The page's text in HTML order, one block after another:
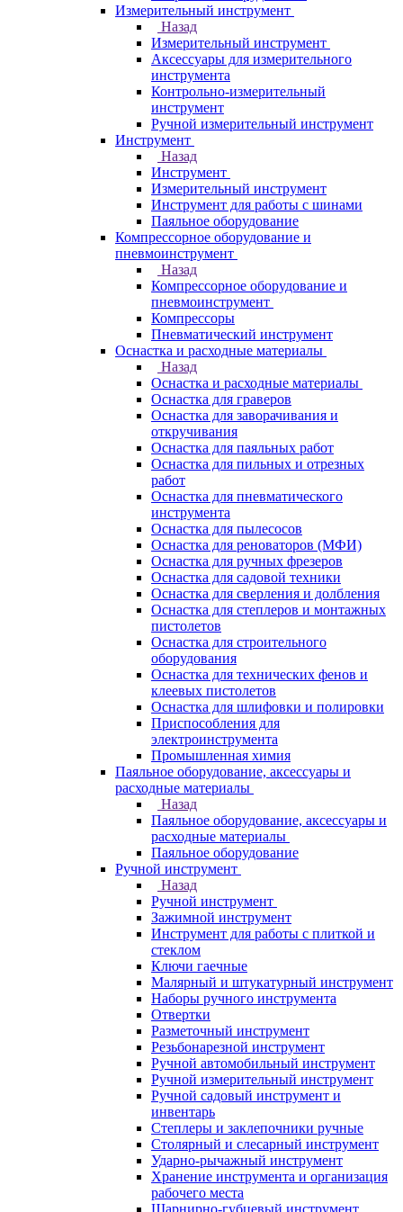
Измерительный инструмент
Назад
Измерительный инструмент
Аксессуары для измерительного
инструмента
Контрольно-измерительный
инструмент
Ручной измерительный инструмент
Инструмент
Назад
Инструмент
Измерительный инструмент
Инструмент для работы с шинами
Паяльное оборудование
Компрессорное оборудование и
пневмоинструмент
Назад
Компрессорное оборудование и
пневмоинструмент
Компрессоры
Пневматический инструмент
Оснастка и расходные материалы
Назад
Оснастка и расходные материалы
Оснастка для граверов
Оснастка для заворачивания и
откручивания
Оснастка для паяльных работ
Оснастка для пильных и отрезных
работ
Оснастка для пневматического
инструмента
Оснастка для пылесосов
Оснастка для реноваторов (МФИ)
Оснастка для ручных фрезеров
Оснастка для садовой техники
Оснастка для сверления и долбления
Оснастка для степлеров и монтажных
пистолетов
Оснастка для строительного
оборудования
Оснастка для технических фенов и
клеевых пистолетов
Оснастка для шлифовки и полировки
Приспособления для
электроинструмента
Промышленная химия
Паяльное оборудование, аксессуары и
расходные материалы
Назад
Паяльное оборудование, аксессуары и
расходные материалы
Паяльное оборудование
Ручной инструмент
Назад
Ручной инструмент
Зажимной инструмент
Инструмент для работы с плиткой и
стеклом
Ключи гаечные
Малярный и штукатурный инструмент
Наборы ручного инструмента
Отвертки
Разметочный инструмент
Резьбонарезной инструмент
Ручной автомобильный инструмент
Ручной измерительный инструмент
Ручной садовый инструмент и
инвентарь
Степлеры и заклепочники ручные
Столярный и слесарный инструмент
Ударно-рычажный инструмент
Хранение инструмента и организация
рабочего места
Шарнирно-губцевый инструмент